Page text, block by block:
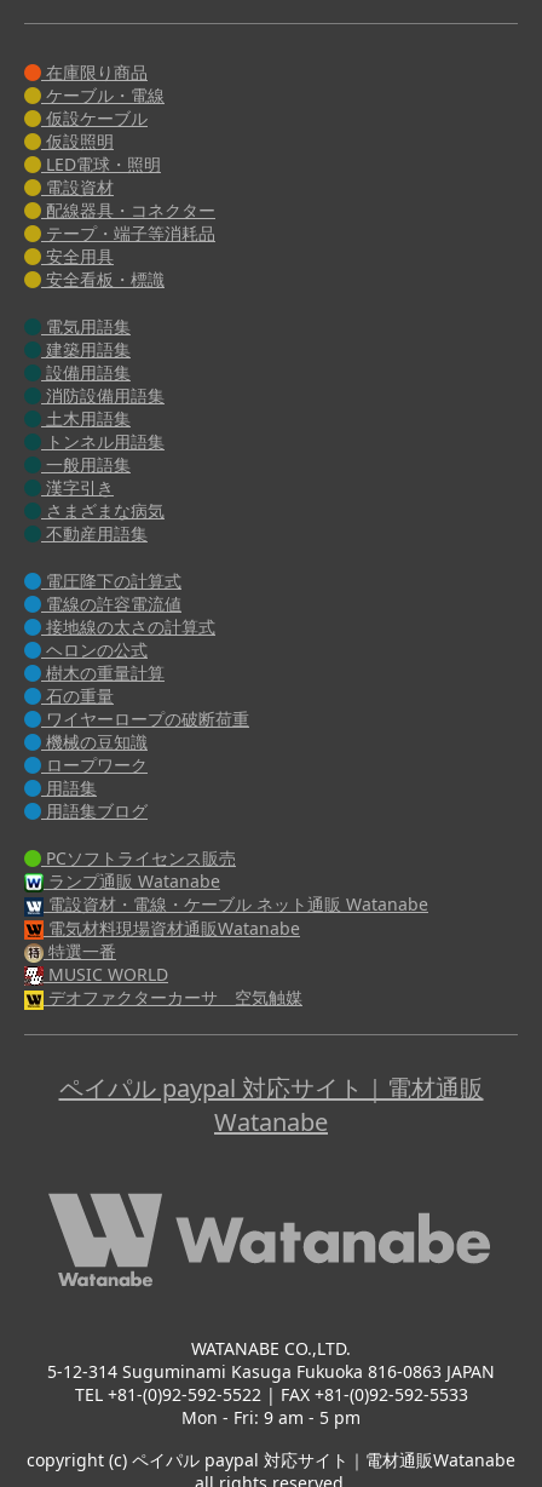
在庫限り商品
ケーブル・電線
仮設ケーブル
仮設照明
LED電球・照明
電設資材
配線器具・コネクター
テープ・端子等消耗品
安全用具
安全看板・標識
電気用語集
建築用語集
設備用語集
消防設備用語集
土木用語集
トンネル用語集
一般用語集
漢字引き
さまざまな病気
不動産用語集
電圧降下の計算式
電線の許容電流値
接地線の太さの計算式
ヘロンの公式
樹木の重量計算
石の重量
ワイヤーロープの破断荷重
機械の豆知識
ロープワーク
用語集
用語集ブログ
PCソフトライセンス販売
ランプ通販 Watanabe
電設資材・電線・ケーブル ネット通販 Watanabe
電気材料現場資材通販Watanabe
特選一番
MUSIC WORLD
デオファクターカーサ 空気触媒
ペイパル paypal 対応サイト｜電材通販
Watanabe
WATANABE CO.,LTD.
5-12-314 Suguminami Kasuga Fukuoka 816-0863 JAPAN
TEL +81-(0)92-592-5522 | FAX +81-(0)92-592-5533
Mon - Fri: 9 am - 5 pm
copyright (c) ペイパル paypal 対応サイト｜電材通販Watanabe